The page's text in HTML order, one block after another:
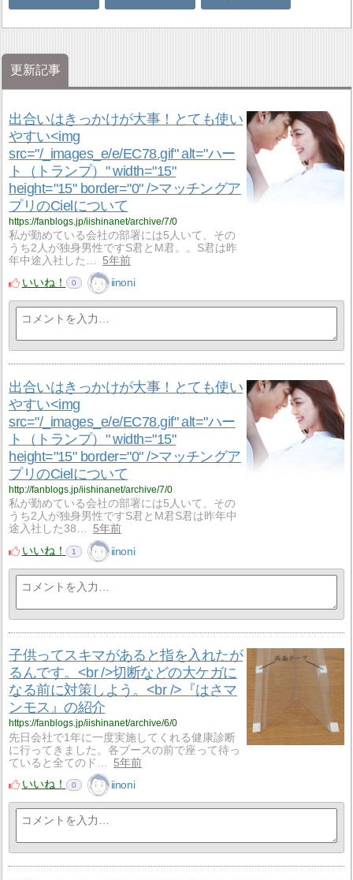
更新記事
出合いはきっかけが大事！とても使い
やすい<img
src="/_images_e/e/EC78.gif" alt="ハー
ト（トランプ）" width="15"
height="15" border="0" />マッチングア
プリのCielについて
https://fanblogs.jp/iishinanet/archive/7/0
私が勤めている会社の部署には5人いて、その
うち2人が独身男性ですS君とM君。。S君は昨
年中途入社した…
5年前
いいね！
0 iinoni
出合いはきっかけが大事！とても使い
やすい<img
src="/_images_e/e/EC78.gif" alt="ハー
ト（トランプ）" width="15"
height="15" border="0" />マッチングア
プリのCielについて
http://fanblogs.jp/iishinanet/archive/7/0
私が勤めている会社の部署には5人いて、その
うち2人が独身男性ですS君とM君S君は昨年中
途入社した38…
5年前
いいね！
1 iinoni
子供ってスキマがあると指を入れたが
るんです。<br />切断などの大ケガに
なる前に対策しよう。<br />『はさマ
ンモス』の紹介
https://fanblogs.jp/iishinanet/archive/6/0
先日会社で1年に一度実施してくれる健康診断
に行ってきました。各ブースの前で座って待っ
ていると全てのド…
5年前
いいね！
0 iinoni